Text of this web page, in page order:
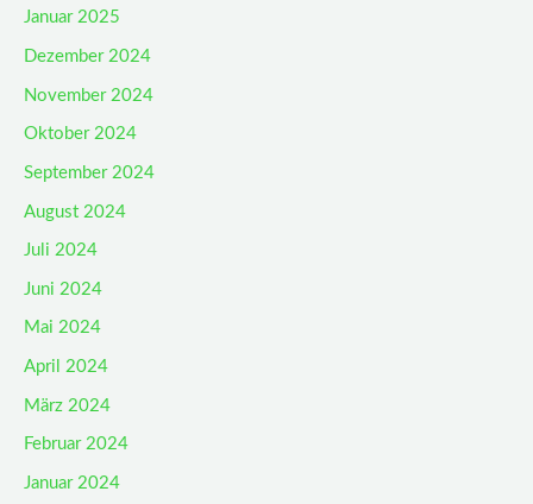
Januar 2025
Dezember 2024
November 2024
Oktober 2024
September 2024
August 2024
Juli 2024
Juni 2024
Mai 2024
April 2024
März 2024
Februar 2024
Januar 2024